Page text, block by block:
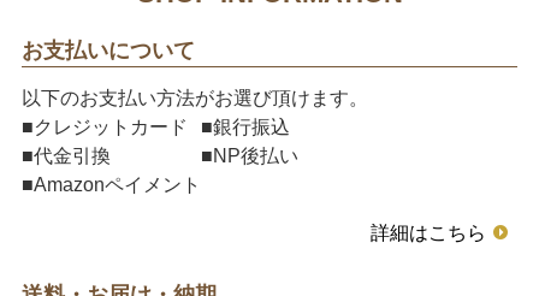
お支払いについて
以下のお支払い方法がお選び頂けます。
■クレジットカード
■銀行振込
■代金引換
■NP後払い
■Amazonペイメント
詳細はこちら